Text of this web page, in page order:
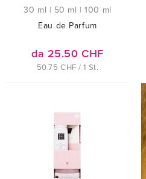
30 ml | 50 ml |100 ml
Eau de Parfum
da 25.50 CHF
50.75 CHF / 1 St.